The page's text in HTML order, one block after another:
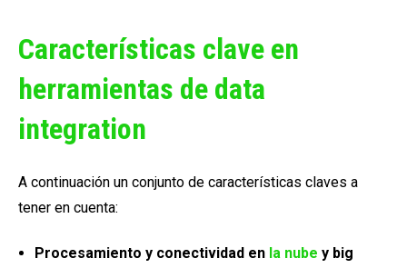
Características clave en
herramientas de data
integration
A continuación un conjunto de características claves a
tener en cuenta:
Procesamiento y conectividad enla nube y big